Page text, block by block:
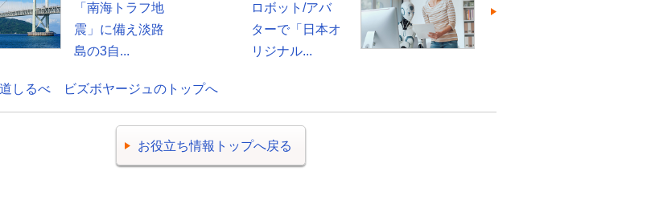
「南海トラフ地
震」に備え淡路
島の3自...
ロボット/アバ
ターで「日本オ
リジナル...
しるべ ビズボヤージュのトップへ
お役立ち情報トップへ戻る